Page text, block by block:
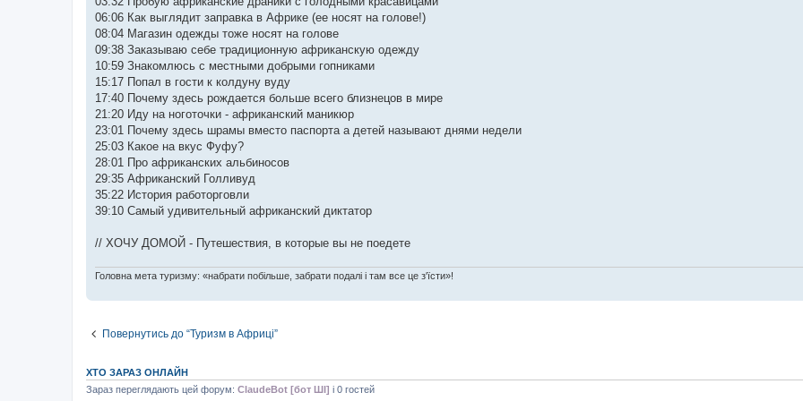
06:06 Как выглядит заправка в Африке (ее носят на голове!)
08:04 Магазин одежды тоже носят на голове
09:38 Заказываю себе традиционную африканскую одежду
10:59 Знакомлюсь с местными добрыми гопниками
15:17 Попал в гости к колдуну вуду
17:40 Почему здесь рождается больше всего близнецов в мире
21:20 Иду на ноготочки - африканский маникюр
23:01 Почему здесь шрамы вместо паспорта а детей называют днями недели
25:03 Какое на вкус Фуфу?
28:01 Про африканских альбиносов
29:35 Африканский Голливуд
35:22 История работорговли
39:10 Самый удивительный африканский диктатор
// ХОЧУ ДОМОЙ - Путешествия, в которые вы не поедете
Головна мета туризму: «набрати побільше, забрати подалі і там все це з'їсти»!
Повернутись до “Туризм в Африці”
ХТО ЗАРАЗ ОНЛАЙН
Зараз переглядають цей форум: ClaudeBot [бот ШІ] і 0 гостей